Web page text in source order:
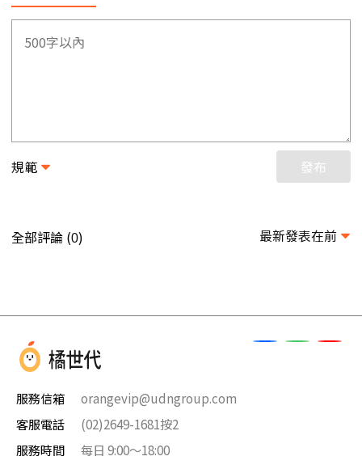
規範 發布
全部評論 (0) 最新發表在前
服務信箱
orangevip@udngroup.com
客服電話
(02)2649-1681按2
服務時間
每日 9:00～18:00